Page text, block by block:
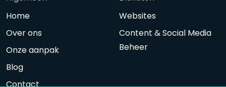
Home
Over ons
Onze aanpak
Blog
Contact
Websites
Content & Social Media
Beheer